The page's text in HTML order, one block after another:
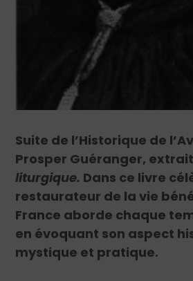
Suite de l’Historique de
Prosper Guéranger,
liturgique. Dans ce livre
restaurateur de la vie
France aborde chaque
en évoquant son aspect
mystique et pratique.